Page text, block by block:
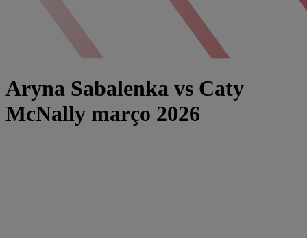
Aryna Sabalenka vs Caty
McNally março 2026